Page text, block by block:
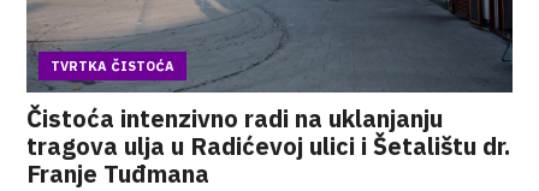
TVRTKA ČISTOĆA
Čistoća intenzivno radi na uklanjanju
tragova ulja u Radićevoj ulici i Šetalištu dr.
Franje Tuđmana